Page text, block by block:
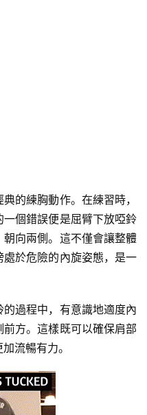
的練胸動作。在練習時，
個錯誤便是屈臂下放啞鈴
向兩側。這不僅會讓整體
於危險的內旋姿態，是一
過程中，有意識地適度內
方。這樣既可以確保肩部
流暢有力。